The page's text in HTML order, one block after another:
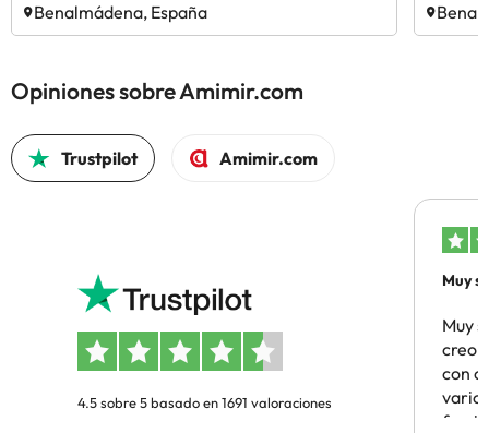
Benalmádena, España
Opiniones sobre Amimir.com
Trustpilot Amimir.com
4.5 sobre 5 basado en 1691 valoraciones
Muy
Muy
creo
con